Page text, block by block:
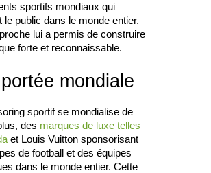
sportifs mondiaux qui
le public dans le monde entier.
lui a permis de construire
forte et reconnaissable.
mondiale
sportif se mondialise de
des marques de luxe telles
et Louis Vuitton sponsorisant
de football et des équipes
dans le monde entier. Cette